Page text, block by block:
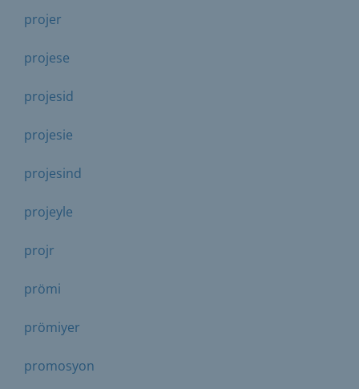
projer
projese
projesid
projesie
projesind
projeyle
projr
prömi
prömiyer
promosyon